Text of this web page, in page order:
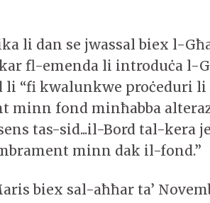
li dan se jwassal biex l-
fl-emenda li introduċa l-
“fi kwalunkwe proċeduri
minn fond minħabba
tas-sid...il-Bord tal-kera
minn dak il-fond.”
biex sal-aħħar ta’